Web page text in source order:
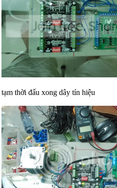
tạm thời đấu xong dây tín hiệu